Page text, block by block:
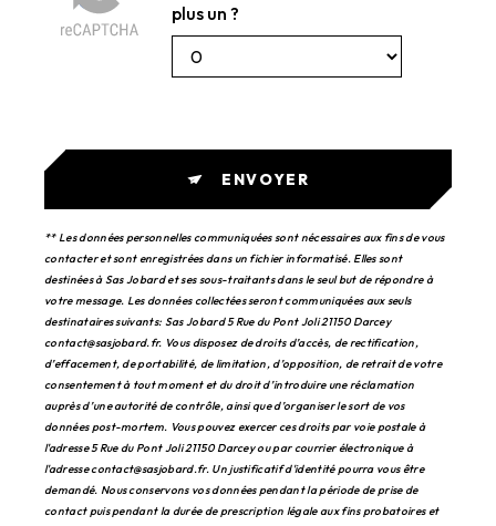
plus un ?
ENVOYER
** Les données personnelles communiquées sont nécessaires aux fins de vous
contacter et sont enregistrées dans un fichier informatisé. Elles sont
destinées à Sas Jobard et ses sous-traitants dans le seul but de répondre à
votre message. Les données collectées seront communiquées aux seuls
destinataires suivants: Sas Jobard 5 Rue du Pont Joli 21150 Darcey
contact@sasjobard.fr. Vous disposez de droits d’accès, de rectification,
d’effacement, de portabilité, de limitation, d’opposition, de retrait de votre
consentement à tout moment et du droit d’introduire une réclamation
auprès d’une autorité de contrôle, ainsi que d’organiser le sort de vos
données post-mortem. Vous pouvez exercer ces droits par voie postale à
l'adresse 5 Rue du Pont Joli 21150 Darcey ou par courrier électronique à
l'adresse contact@sasjobard.fr. Un justificatif d'identité pourra vous être
demandé. Nous conservons vos données pendant la période de prise de
contact puis pendant la durée de prescription légale aux fins probatoires et